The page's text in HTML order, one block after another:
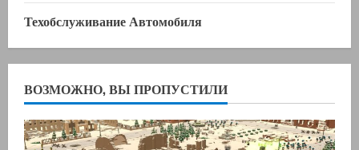
Техобслуживание Автомобиля
ВОЗМОЖНО, ВЫ ПРОПУСТИЛИ